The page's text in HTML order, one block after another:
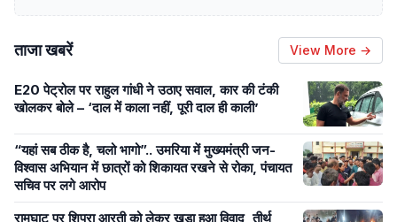
ताजा खबरें View More →
E20 पेट्रोल पर राहुल गांधी ने उठाए सवाल, कार की टंकी
खोलकर बोले – ‘दाल में काला नहीं, पूरी दाल ही काली’
“यहां सब ठीक है, चलो भागो”.. उमरिया में मुख्यमंत्री जन-
विश्वास अभियान में छात्रों को शिकायत रखने से रोका, पंचायत
सचिव पर लगे आरोप
रामघाट पर शिप्रा आरती को लेकर खड़ा हुआ विवाद, तीर्थ